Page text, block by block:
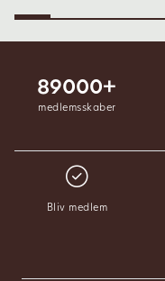
Bliv medlem
89000+
medlemsskaber